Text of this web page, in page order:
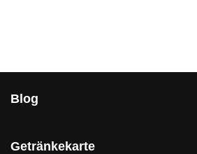
Blog
Getränkekarte